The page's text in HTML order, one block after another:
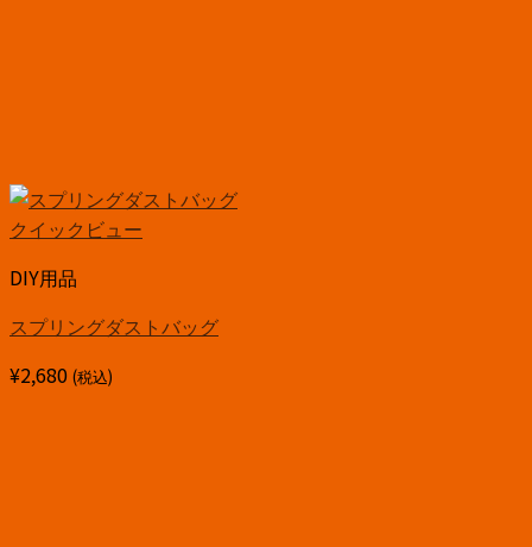
クイックビュー
DIY用品
スプリングダストバッグ
¥2,680 (税込)